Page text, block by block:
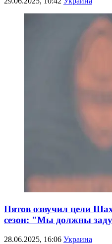
Пятов озвучил цели
сезон: "Мы должны
28.06.2025, 16:06 Украина